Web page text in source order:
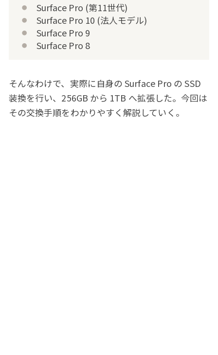
Surface Pro (第11世代)
Surface Pro 10 (法人モデル)
Surface Pro 9
Surface Pro 8
そんなわけで、実際に自身の Surface Pro の SSD
装換を行い、256GB から 1TB へ拡張した。今回は
その交換手順をわかりやすく解説していく。